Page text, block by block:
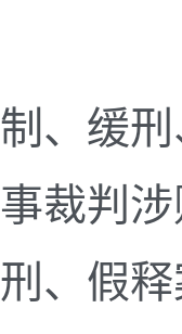
、缓
裁判
、假